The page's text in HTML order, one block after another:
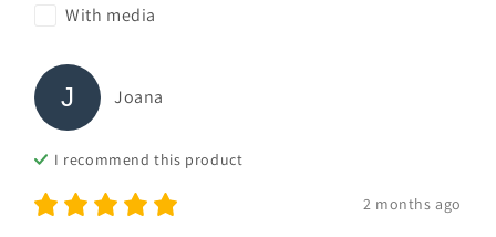
With media
J Joana
I recommend this product
2 months ago